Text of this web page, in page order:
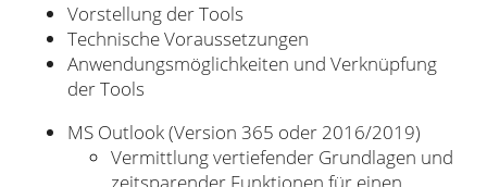
Vorstellung der Tools
Technische Voraussetzungen
Anwendungsmöglichkeiten und Verknüpfung
der Tools
MS Outlook (Version 365 oder 2016/2019)
Vermittlung vertiefender Grundlagen und